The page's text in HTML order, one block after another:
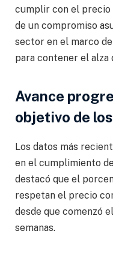
cumplir con el precio
de un compromiso
sector en el marco
para contener el
Avance
objetivo de
Los datos más
en el cumplimiento
destacó que el
respetan el precio
desde que comenzó
semanas.